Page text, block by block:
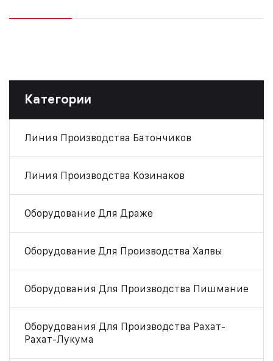
Категории
Линия Производства Батончиков
Линия Производства Козинаков
Оборудование Для Драже
Оборудование Для Производства Халвы
Оборудования Для Производства Пишмание
Оборудования Для Производства Рахат-
Рахат-Лукума